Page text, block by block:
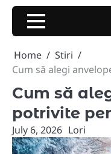
Skip
content
Home
Stiri
Cum să alegi
Cum să
potrivite
July 6, 2026 Lori